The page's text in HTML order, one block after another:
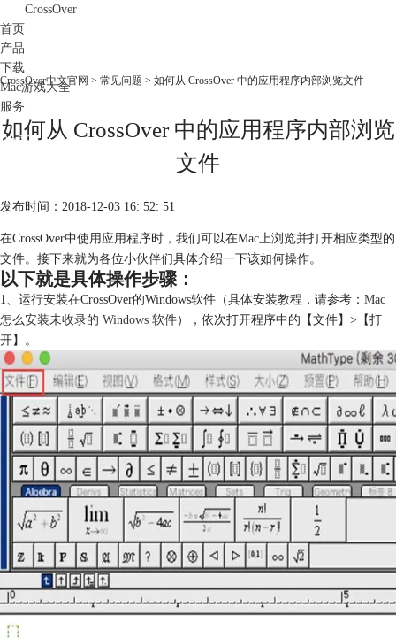
CrossOver
首页
产品
下载
Mac游戏大全
服务
购买
CrossOver中文官网 > 常见问题 > 如何从 CrossOver 中的应用程序内部浏览文件
如何从 CrossOver 中的应用程序内部浏览
文件
发布时间：2018-12-03 16: 52: 51
在CrossOver中使用应用程序时，我们可以在Mac上浏览并打开相应类型的
文件。接下来就为各位小伙伴们具体介绍一下该如何操作。
以下就是具体操作步骤：
1、运行安装在CrossOver的Windows软件（具体安装教程，请参考： Mac
怎么安装未收录的 Windows 软件），依次打开程序中的【文件】>【打
开】。